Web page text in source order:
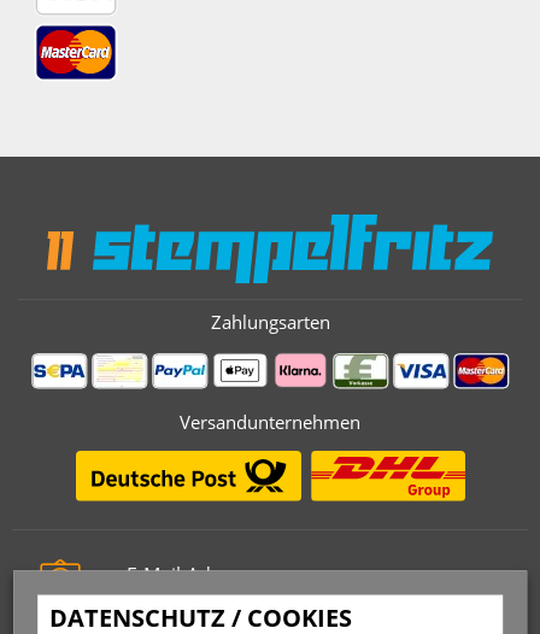
DATENSCHUTZ / COOKIES
Zahlungsarten
Versandunternehmen
E-Mail-Adresse
info@stempelfritz.de